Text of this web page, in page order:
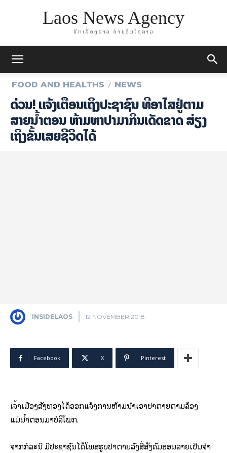
Laos News Agency
ມັກເລື່ອງລາວ ອ່ານອິນໄຊລາວ
FOOD AND HEALTHS NEWS
ດ່ວນ! ແຈ້ງເຕືອນເຖິງປະຊາຊົນ ທີ່ອາໄສຢູ່ຕາມ
ສາຍນ້ຳຕອນ ຫ້າມຫາປາມາກິນເດັດຂາດ ສ່ຽງ
ເຖິງຂັ້ນເສຍຊີວິດໄດ້
INSIDELAOS 12 NOVEMBER 2018
Facebook X Pinterest
ເຈົ້າເມືອງສັງທອງໄດ້ອອກແຈ້ງການຫ້າມນໍາເອົາປາຕາຍຕາມລ້ອງ
ແມ່ນໍ້າຕອນມາບໍລິໂພກ.
ຈາກກໍລະນີ ມີປະຊາຊົນໄດ້ໂພສຮູບປາຕາຍລົງສື່ສັງຄົມອອນລາຍເປັນຈໍາ